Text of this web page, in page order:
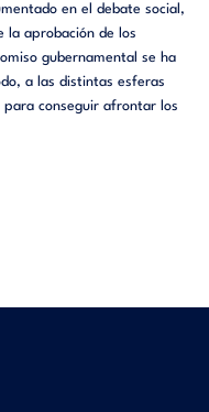
en el debate social,
la aprobación de los
gubernamental se ha
a las distintas esferas
para conseguir afrontar los